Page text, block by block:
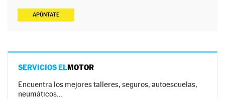
APÚNTATE
SERVICIOS ELMOTOR
Encuentra los mejores talleres, seguros, autoescuelas,
neumáticos…